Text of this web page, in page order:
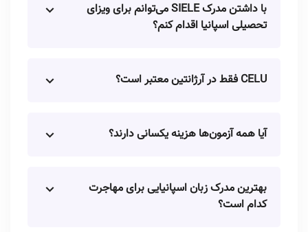
با داشتن مدرک SIELE می‌توانم برای ویزای
تحصیلی اسپانیا اقدام کنم؟
CELU فقط در آرژانتین معتبر است؟
آیا همه آزمون‌ها هزینه یکسانی دارند؟
بهترین مدرک زبان اسپانیایی برای مهاجرت
کدام است؟